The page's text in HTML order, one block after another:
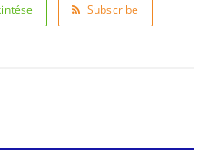
Subscribe